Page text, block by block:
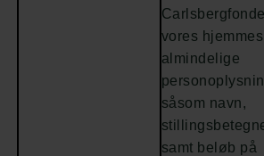
vores
almindelige
såsom navn,
samt beløb på